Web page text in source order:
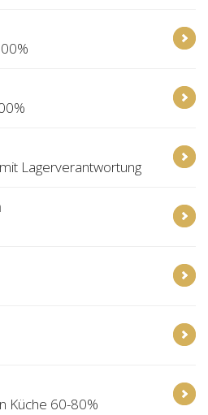
Lagerverantwortung
Küche 60-80%